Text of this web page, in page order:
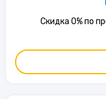
Скидка 0% по промокоду в интернет-магазине